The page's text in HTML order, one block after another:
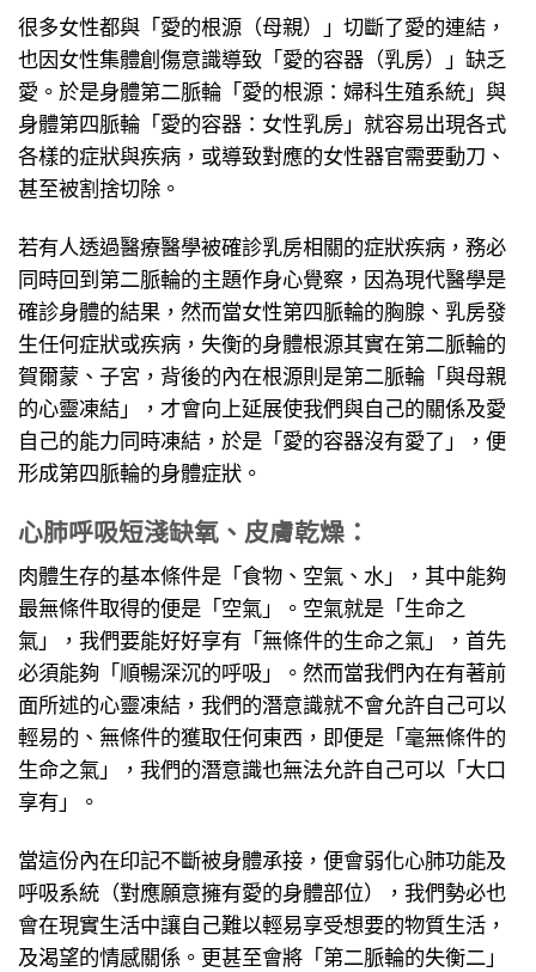
很多女性都與「愛的根源（母親）」切斷了愛的連結，
也因女性集體創傷意識導致「愛的容器（乳房）」缺乏
愛。於是身體第二脈輪「愛的根源：婦科生殖系統」與
身體第四脈輪「愛的容器：女性乳房」就容易出現各式
各樣的症狀與疾病，或導致對應的女性器官需要動刀、
甚至被割捨切除。
若有人透過醫療醫學被確診乳房相關的症狀疾病，務必
同時回到第二脈輪的主題作身心覺察，因為現代醫學是
確診身體的結果，然而當女性第四脈輪的胸腺、乳房發
生任何症狀或疾病，失衡的身體根源其實在第二脈輪的
賀爾蒙、子宮，背後的內在根源則是第二脈輪「與母親
的心靈凍結」，才會向上延展使我們與自己的關係及愛
自己的能力同時凍結，於是「愛的容器沒有愛了」，便
形成第四脈輪的身體症狀。
心肺呼吸短淺缺氧、皮膚乾燥：
肉體生存的基本條件是「食物、空氣、水」，其中能夠
最無條件取得的便是「空氣」。空氣就是「生命之
氣」，我們要能好好享有「無條件的生命之氣」，首先
必須能夠「順暢深沉的呼吸」。然而當我們內在有著前
面所述的心靈凍結，我們的潛意識就不會允許自己可以
輕易的、無條件的獲取任何東西，即便是「毫無條件的
生命之氣」，我們的潛意識也無法允許自己可以「大口
享有」。
當這份內在印記不斷被身體承接，便會弱化心肺功能及
呼吸系統（對應願意擁有愛的身體部位），我們勢必也
會在現實生活中讓自己難以輕易享受想要的物質生活，
及渴望的情感關係。更甚至會將「第二脈輪的失衡二」